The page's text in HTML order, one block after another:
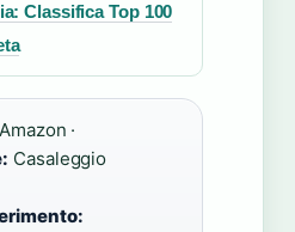
Classifica Top 100
Amazon ·
Casaleggio